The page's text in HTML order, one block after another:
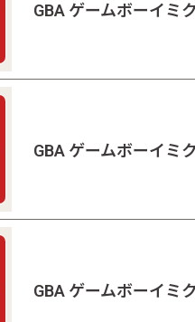
GBA ゲームボーイ
GBA ゲームボーイ
GBA ゲームボーイ